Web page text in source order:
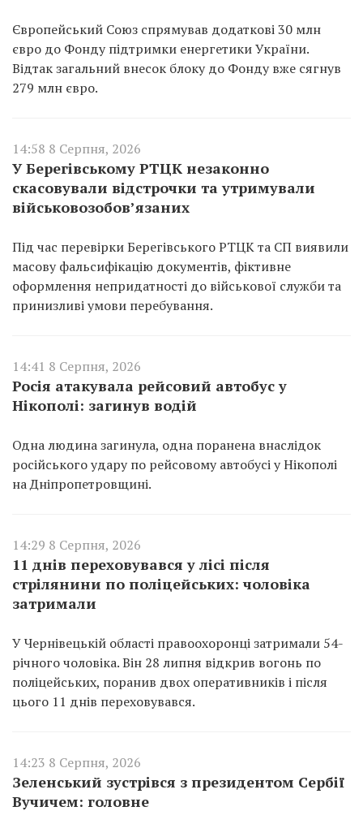
Європейський Союз спрямував додаткові 30 млн
євро до Фонду підтримки енергетики України.
Відтак загальний внесок блоку до Фонду вже сягнув
279 млн євро.
14:58 8 Серпня, 2026
У Берегівському РТЦК незаконно
скасовували відстрочки та утримували
військовозобов’язаних
Під час перевірки Берегівського РТЦК та СП виявили
масову фальсифікацію документів, фіктивне
оформлення непридатності до військової служби та
принизливі умови перебування.
14:41 8 Серпня, 2026
Росія атакувала рейсовий автобус у
Нікополі: загинув водій
Одна людина загинула, одна поранена внаслідок
російського удару по рейсовому автобусі у Нікополі
на Дніпропетровщині.
14:29 8 Серпня, 2026
11 днів переховувався у лісі після
стрілянини по поліцейських: чоловіка
затримали
У Чернівецькій області правоохоронці затримали 54-
річного чоловіка. Він 28 липня відкрив вогонь по
поліцейських, поранив двох оперативників і після
цього 11 днів переховувався.
14:23 8 Серпня, 2026
Зеленський зустрівся з президентом Сербії
Вучичем: головне